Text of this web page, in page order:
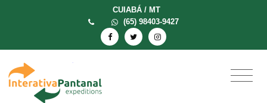
CUIABÁ / MT
(65) 98403-9427